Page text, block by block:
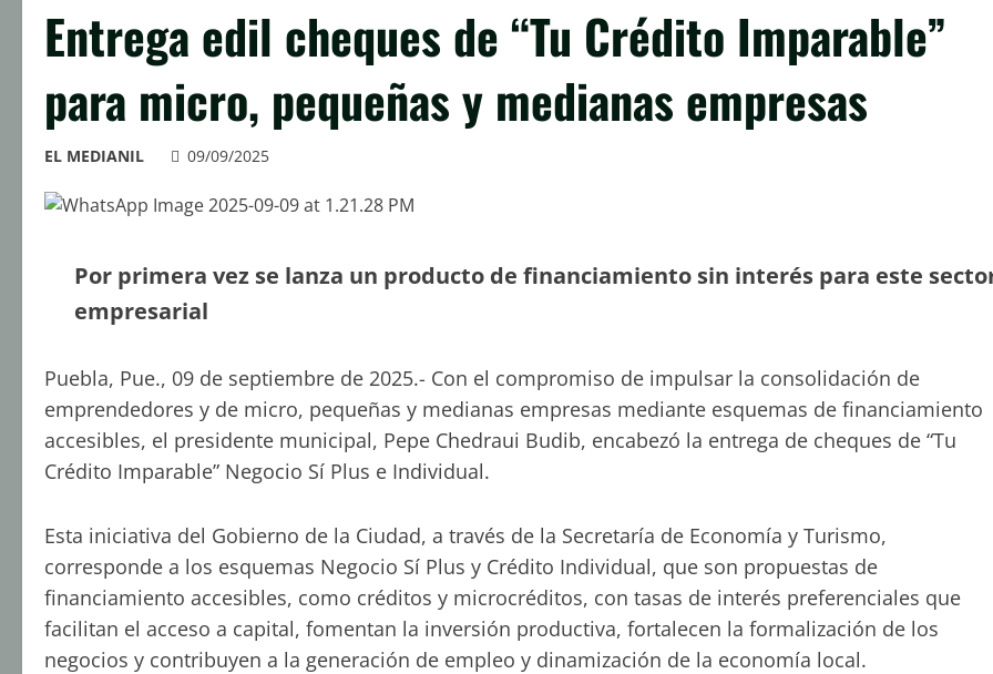
Entrega edil cheques de “Tu Crédito Imparable”
para micro, pequeñas y medianas empresas
EL MEDIANIL 09/09/2025
Por primera vez se lanza un producto de financiamiento sin interés para este
empresarial
Puebla, Pue., 09 de septiembre de 2025.- Con el compromiso de impulsar la consolidación de
emprendedores y de micro, pequeñas y medianas empresas mediante esquemas de financiamiento
accesibles, el presidente municipal, Pepe Chedraui Budib, encabezó la entrega de cheques de “Tu
Crédito Imparable” Negocio Sí Plus e Individual.
Esta iniciativa del Gobierno de la Ciudad, a través de la Secretaría de Economía y Turismo,
corresponde a los esquemas Negocio Sí Plus y Crédito Individual, que son propuestas de
financiamiento accesibles, como créditos y microcréditos, con tasas de interés preferenciales que
facilitan el acceso a capital, fomentan la inversión productiva, fortalecen la formalización de los
negocios y contribuyen a la generación de empleo y dinamización de la economía local.